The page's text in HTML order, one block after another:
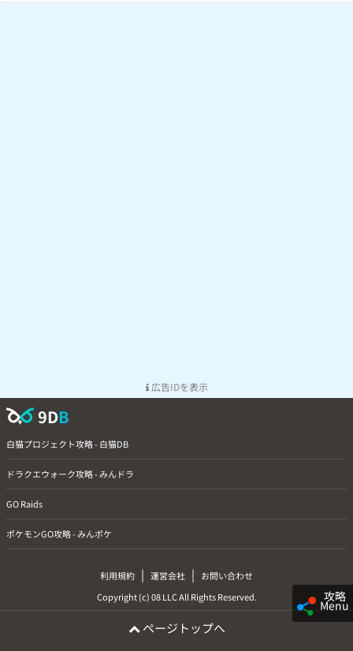
攻略
Menu
広告IDを表示
9DB
白猫プロジェクト攻略 - 白猫DB
ドラクエウォーク攻略 - みんドラ
GO Raids
ポケモンGO攻略 - みんポケ
利用規約 | 運営会社 |
お問い合わせ
Copyright (c) 08 LLC All Rights Reserved.
ページトップへ